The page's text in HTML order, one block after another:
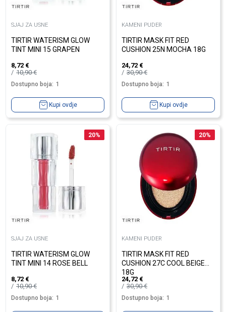
SJAJ ZA USNE
TIRTIR WATERISM GLOW
TINT MINI 15 GRAPEN
8,72 €
10,90€
Dostupno boja: 1
Kupi ovdje
KAMENI PUDER
TIRTIR MASK FIT RED
CUSHION 25N MOCHA 18G
24,72 €
30,90€
Dostupno boja: 1
Kupi ovdje
20%
SJAJ ZA USNE
TIRTIR WATERISM GLOW
TINT MINI 14 ROSE BELL
8,72 €
10,90€
Dostupno boja: 1
20%
KAMENI PUDER
TIRTIR MASK FIT RED
CUSHION 27C COOL BEIGE
18G
24,72 €
30,90€
Dostupno boja: 1